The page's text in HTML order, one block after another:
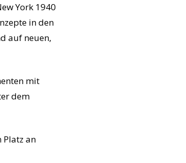
York 1940
in den
auf neuen,
mit
dem
Platz an